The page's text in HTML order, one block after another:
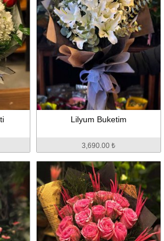
Lilyum Buketim
3,690.00 ₺